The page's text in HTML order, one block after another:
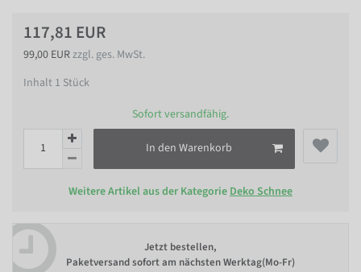
117,81 EUR
99,00 EURzzgl. ges. MwSt.
Inhalt 1 Stück
Sofort versandfähig.
In den Warenkorb
Weitere Artikel aus der Kategorie Deko Schnee
Jetzt bestellen,
Paketversand sofort am nächsten Werktag(Mo-Fr)